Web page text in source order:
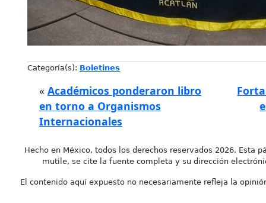
Categoría(s): Boletines
« Académicos ponderaron libro
en torno a Organismos
Internacionales
Hecho en México, todos los derechos reservados 2026. Esta
mutile, se cite la fuente completa y su dirección
El contenido aquí expuesto no necesariamente refleja la